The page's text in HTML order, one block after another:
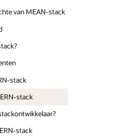
van MEAN-stack
stack
stack
stack